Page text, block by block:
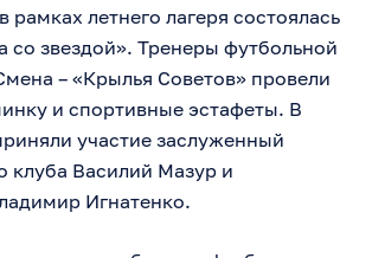
рамках летнего лагеря состоялась
со звездой». Тренеры футбольной
– «Крылья Советов» провели
и спортивные эстафеты. В
участие заслуженный
клуба Василий Мазур и
Игнатенко.